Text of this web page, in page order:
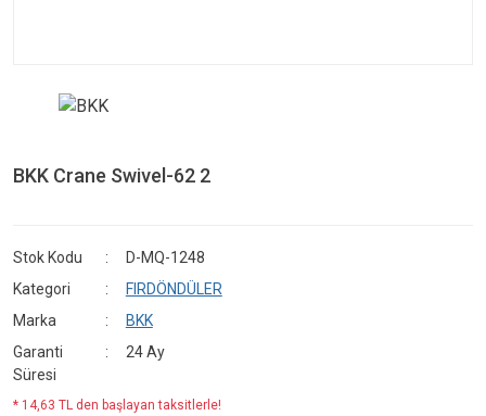
BKK Crane Swivel-62 2
Stok Kodu
D-MQ-1248
Kategori
FIRDÖNDÜLER
Marka
BKK
Garanti
Süresi
24 Ay
* 14,63 TL den başlayan taksitlerle!